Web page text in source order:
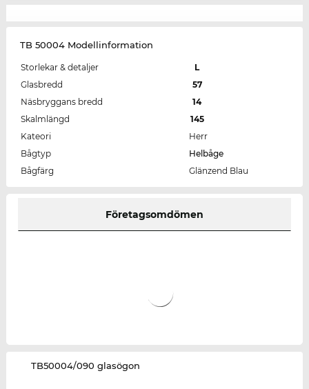
TB 50004 Modellinformation
Storlekar & detaljer
L
Glasbredd
57
Näsbryggans bredd
14
Skalmlängd
145
Kateori
Herr
Bågtyp
Helbåge
Bågfärg
Glänzend Blau
Företagsomdömen
‌TB50004/090 glasögon